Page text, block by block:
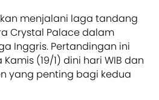
menjalani laga tandang
Crystal Palace dalam
Inggris. Pertandingan ini
(19/1) dini hari WIB dan
yang penting bagi kedua